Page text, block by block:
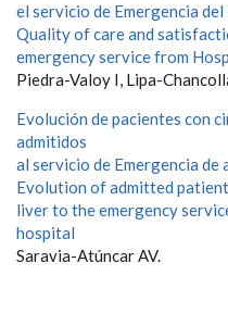
el servicio de Emergencia
Quality of care and
emergency service from
Piedra-Valoy I, Lipa-
Evolución de pacientes con
admitidos
al servicio de Emergencia
Evolution of admitted
liver to the emergency
hospital
Saravia-Atúncar AV.